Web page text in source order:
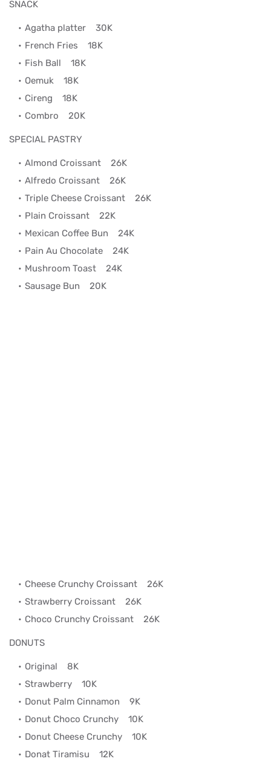
SNACK
Agatha platter 30K
French Fries 18K
Fish Ball 18K
Oemuk 18K
Cireng 18K
Combro 20K
SPECIAL PASTRY
Almond Croissant 26K
Alfredo Croissant 26K
Triple Cheese Croissant 26K
Plain Croissant 22K
Mexican Coffee Bun 24K
Pain Au Chocolate 24K
Mushroom Toast 24K
Sausage Bun 20K
Cheese Crunchy Croissant 26K
Strawberry Croissant 26K
Choco Crunchy Croissant 26K
DONUTS
Original 8K
Strawberry 10K
Donut Palm Cinnamon 9K
Donut Choco Crunchy 10K
Donut Cheese Crunchy 10K
Donat Tiramisu 12K